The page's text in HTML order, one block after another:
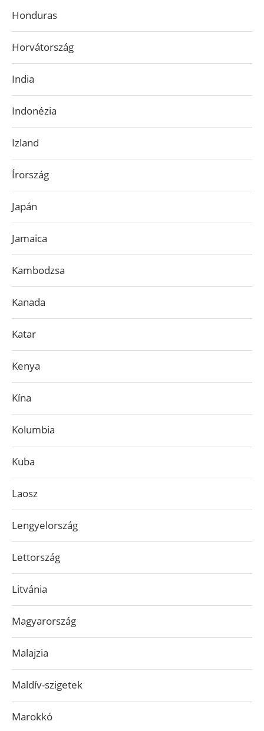
Honduras
Horvátország
India
Indonézia
Izland
Írország
Japán
Jamaica
Kambodzsa
Kanada
Katar
Kenya
Kína
Kolumbia
Kuba
Laosz
Lengyelország
Lettország
Litvánia
Magyarország
Malajzia
Maldív-szigetek
Marokkó